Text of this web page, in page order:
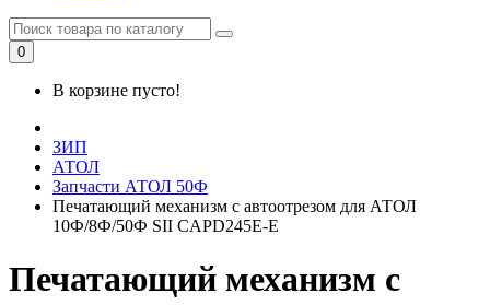
0
В корзине пусто!
ЗИП
АТОЛ
Запчасти АТОЛ 50Ф
Печатающий механизм с автоотрезом для АТОЛ
10Ф/8Ф/50Ф SII CAPD245E-E
Печатающий механизм с